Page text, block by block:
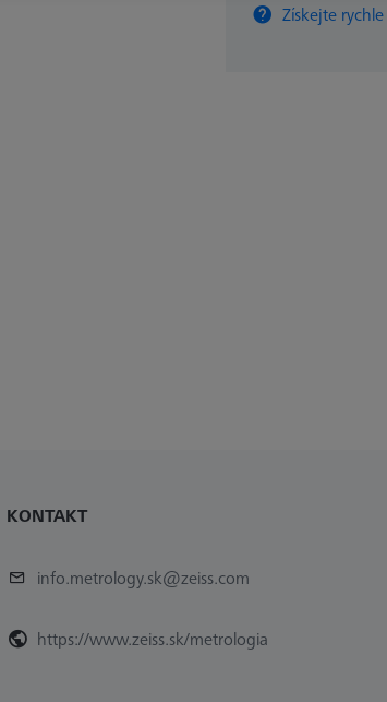
Získejte
KONTAKT
info.metrology.sk@zeiss.com
https://www.zeiss.sk/metrologia